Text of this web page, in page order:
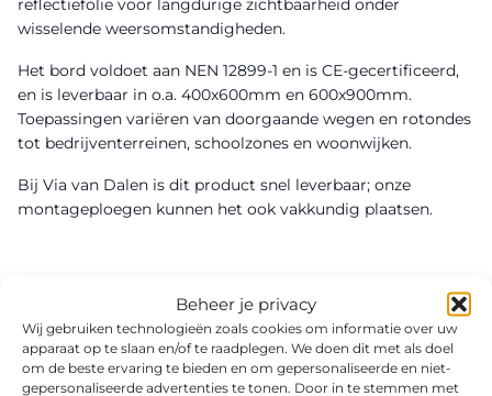
Beheer je privacy
Wij gebruiken technologieën zoals cookies om informatie over uw
apparaat op te slaan en/of te raadplegen. We doen dit met als doel
om de beste ervaring te bieden en om gepersonaliseerde en niet-
gepersonaliseerde advertenties te tonen. Door in te stemmen met
reflectiefolie voor langdurige zichtbaarheid onder
wisselende weersomstandigheden.
Het bord voldoet aan NEN 12899-1 en is CE-gecertificeerd,
en is leverbaar in o.a. 400x600mm en 600x900mm.
Toepassingen variëren van doorgaande wegen en rotondes
tot bedrijventerreinen, schoolzones en woonwijken.
Bij Via van Dalen is dit product snel leverbaar; onze
montageploegen kunnen het ook vakkundig plaatsen.